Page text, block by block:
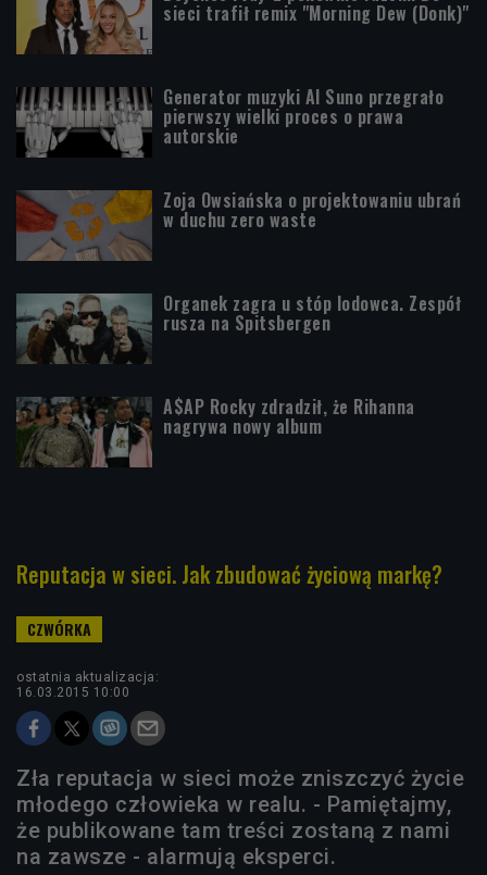
sieci trafił remix "Morning Dew (Donk)"
Generator muzyki AI Suno przegrało
pierwszy wielki proces o prawa
autorskie
Zoja Owsiańska o projektowaniu ubrań
w duchu zero waste
Organek zagra u stóp lodowca. Zespół
rusza na Spitsbergen
A$AP Rocky zdradził, że Rihanna
nagrywa nowy album
Reputacja w sieci. Jak zbudować życiową markę?
ostatnia aktualizacja:
16.03.2015 10:00
Zła reputacja w sieci może zniszczyć życie
młodego człowieka w realu. - Pamiętajmy,
że publikowane tam treści zostaną z nami
na zawsze - alarmują eksperci.